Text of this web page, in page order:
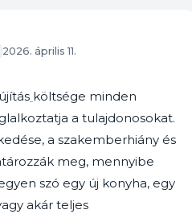
2026. április 11.
költsége minden
a tulajdonosokat.
a szakemberhiány és
meg, mennyibe
szó egy új konyha, egy
akár teljes